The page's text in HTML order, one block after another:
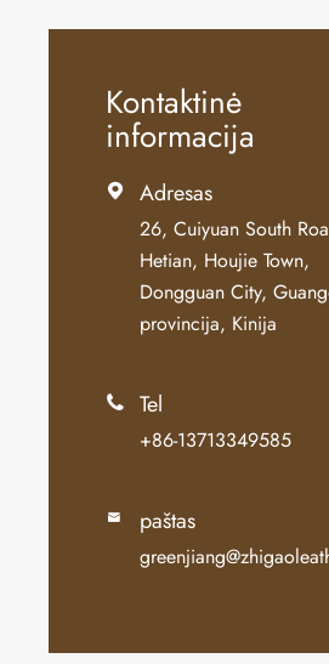
Kontaktinė
informacija
 Adresas
26, Cuiyuan South
Hetian, Houjie Town,
Dongguan City,
provincija, Kinija
 Tel
+86-13713349585
 paštas